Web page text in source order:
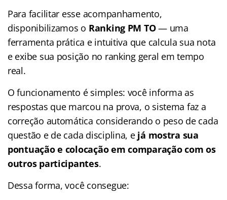
Para facilitar esse acompanhamento,
disponibilizamos o Ranking PM TO— uma
ferramenta prática e intuitiva que calcula sua nota
e exibe sua posição no ranking geral em tempo
real.
O funcionamento é simples: você informa as
respostas que marcou na prova, o sistema faz a
correção automática considerando o peso de cada
questão e de cada disciplina, ejá mostra sua
pontuação e colocação em comparação com os
outros participantes.
Dessa forma, você consegue: